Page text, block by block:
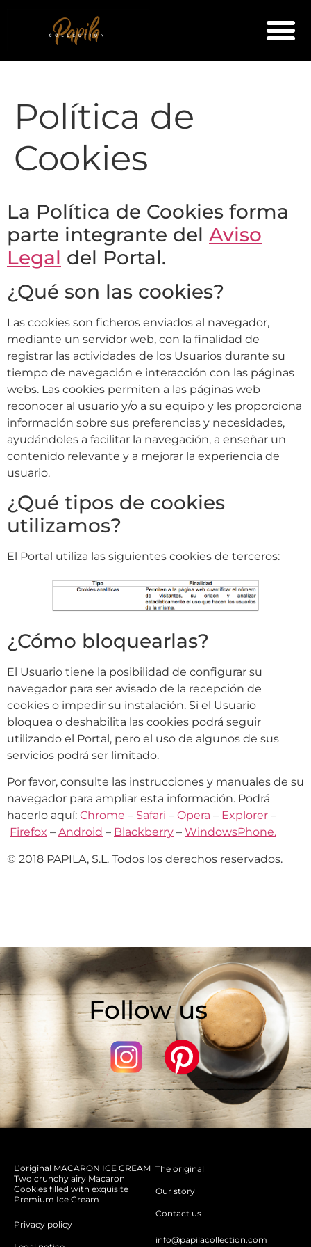
Política de
Cookies
La Política de Cookies forma
parte integrante del Aviso
Legal del Portal.
¿Qué son las cookies?
Las cookies son ficheros enviados al navegador,
mediante un servidor web, con la finalidad de
registrar las actividades de los Usuarios durante su
tiempo de navegación e interacción con las páginas
webs. Las cookies permiten a las páginas web
reconocer al usuario y/o a su equipo y les proporciona
información sobre sus preferencias y necesidades,
ayudándoles a facilitar la navegación, a enseñar un
contenido relevante y a mejorar la experiencia de
usuario.
¿Qué tipos de cookies
utilizamos?
El Portal utiliza las siguientes cookies de terceros:
¿Cómo bloquearlas?
El Usuario tiene la posibilidad de configurar su
navegador para ser avisado de la recepción de
cookies o impedir su instalación. Si el Usuario
bloquea o deshabilita las cookies podrá seguir
utilizando el Portal, pero el uso de algunos de sus
servicios podrá ser limitado.
Por favor, consulte las instrucciones y manuales de su
navegador para ampliar esta información. Podrá
hacerlo aquí: Chrome – Safari – Opera – Explorer –
Firefox – Android – Blackberry – WindowsPhone.
© 2018 PAPILA, S.L. Todos los derechos reservados.
Follow us
L’original MACARON ICE CREAM
Two crunchy airy Macaron
Cookies filled with exquisite
Premium Ice Cream
Privacy policy
The original
Our story
Contact us
info@papilacollection.com